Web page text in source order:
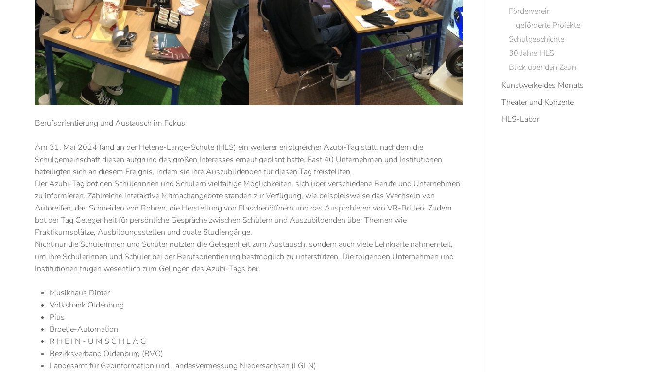
Berufsorientierung und Austausch im Fokus
Am 31. Mai 2024 fand an der Helene-Lange-Schule (HLS) ein weiterer erfolgreicher Azubi-Tag statt, nachdem die
Schulgemeinschaft diesen aufgrund des großen Interesses erneut geplant hatte. Fast 40 Unternehmen und Institutionen
beteiligten sich an diesem Ereignis, indem sie ihre Auszubildenden für diesen Tag freistellten.
Der Azubi-Tag bot den Schülerinnen und Schülern vielfältige Möglichkeiten, sich über verschiedene Berufe und Unternehmen
zu informieren. Zahlreiche interaktive Mitmachangebote standen zur Verfügung, wie beispielsweise das Wechseln von
Autoreifen, das Schneiden von Rohren, die Herstellung von Flaschenöffnern und das Ausprobieren von VR-Brillen. Zudem
bot der Tag Gelegenheit für persönliche Gespräche zwischen Schülern und Auszubildenden über Themen wie
Praktikumsplätze, Ausbildungsstellen und duale Studiengänge.
Nicht nur die Schülerinnen und Schüler nutzten die Gelegenheit zum Austausch, sondern auch viele Lehrkräfte nahmen teil,
um ihre Schülerinnen und Schüler bei der Berufsorientierung bestmöglich zu unterstützen. Die folgenden Unternehmen und
Institutionen trugen wesentlich zum Gelingen des Azubi-Tags bei:
Musikhaus Dinter
Volksbank Oldenburg
Pius
Broetje-Automation
R H E I N - U M S C H L A G
Bezirksverband Oldenburg (BVO)
Landesamt für Geoinformation und Landesvermessung Niedersachsen (LGLN)
Förderverein
geförderte Projekte
Schulgeschichte
30 Jahre HLS
Blick über den Zaun
Kunstwerke des Monats
Theater und Konzerte
HLS-Labor